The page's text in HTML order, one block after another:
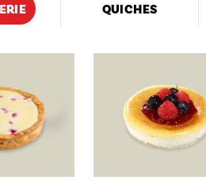
QUICHES